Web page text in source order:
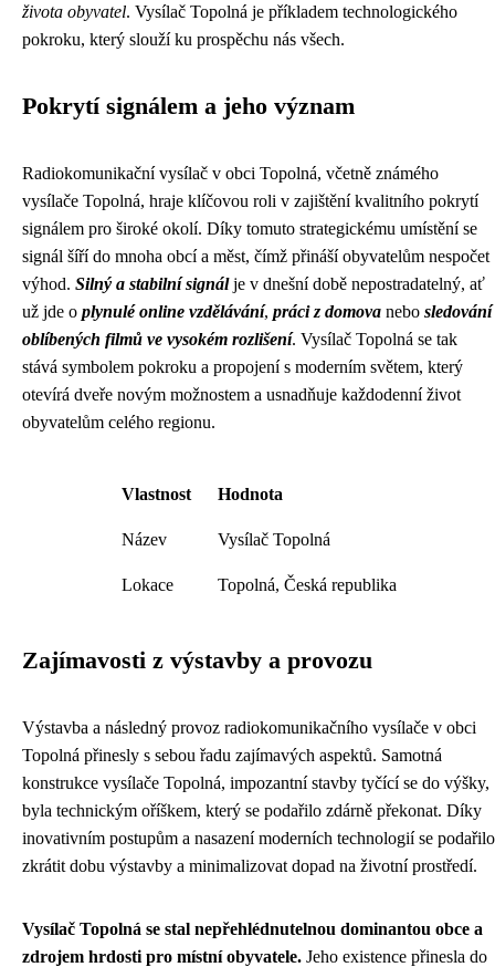
života obyvatel. Vysílač Topolná je příkladem technologického
pokroku, který slouží ku prospěchu nás všech.
Pokrytí signálem a jeho význam
Radiokomunikační vysílač v obci Topolná, včetně známého
vysílače Topolná, hraje klíčovou roli v zajištění kvalitního pokrytí
signálem pro široké okolí. Díky tomuto strategickému umístění se
signál šíří do mnoha obcí a měst, čímž přináší obyvatelům nespočet
výhod. Silný a stabilní signálje v dnešní době nepostradatelný, ať
už jde o plynulé online vzdělávání, práci z domova nebo sledování
oblíbených filmů ve vysokém rozlišení. Vysílač Topolná se tak
stává symbolem pokroku a propojení s moderním světem, který
otevírá dveře novým možnostem a usnadňuje každodenní život
obyvatelům celého regionu.
Vlastnost Hodnota
Název Vysílač Topolná
Lokace Topolná, Česká republika
Zajímavosti z výstavby a provozu
Výstavba a následný provoz radiokomunikačního vysílače v obci
Topolná přinesly s sebou řadu zajímavých aspektů. Samotná
konstrukce vysílače Topolná, impozantní stavby tyčící se do výšky,
byla technickým oříškem, který se podařilo zdárně překonat. Díky
inovativním postupům a nasazení moderních technologií se podařilo
zkrátit dobu výstavby a minimalizovat dopad na životní prostředí.
Vysílač Topolná se stal nepřehlédnutelnou dominantou obce a
zdrojem hrdosti pro místní obyvatele. Jeho existence přinesla do